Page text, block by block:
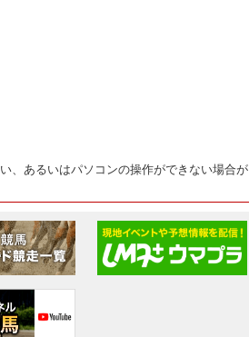
、あるいはパソコンの操作ができない場合が